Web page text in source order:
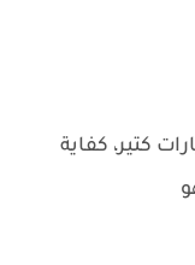
كتير، كفاية